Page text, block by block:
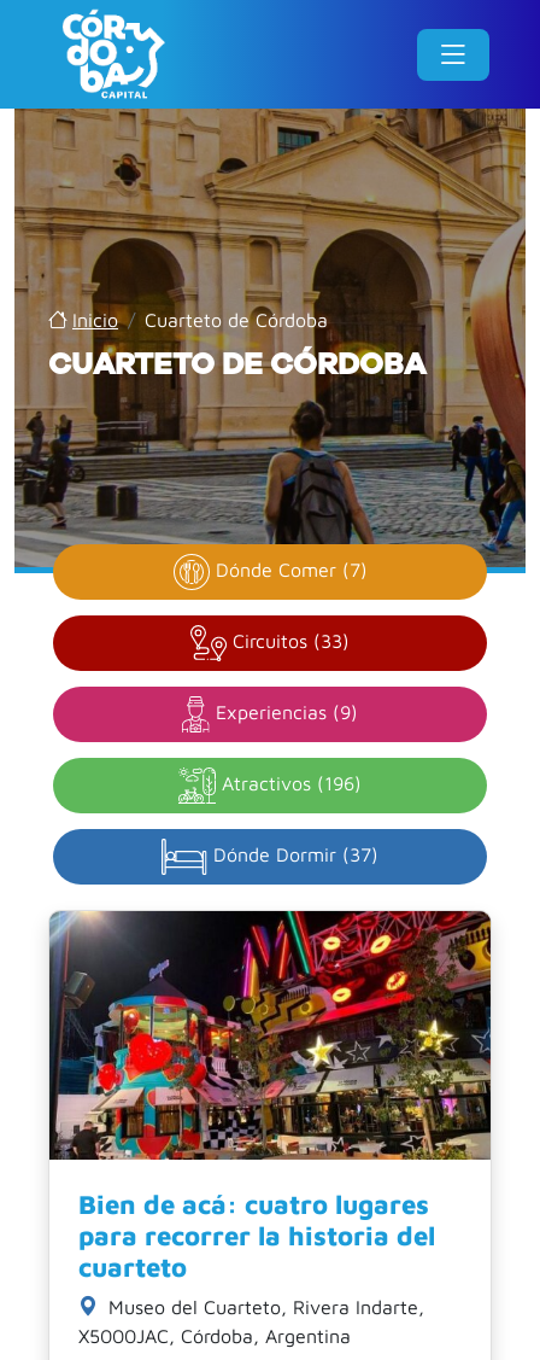
Inicio / Cuarteto de Córdoba
CUARTETO DE CÓRDOBA
Dónde Comer (7)
Circuitos (33)
Experiencias (9)
Atractivos (196)
Dónde Dormir (37)
Bien de acá: cuatro lugares
para recorrer la historia del
cuarteto
Museo del Cuarteto, Rivera Indarte,
X5000JAC, Córdoba, Argentina